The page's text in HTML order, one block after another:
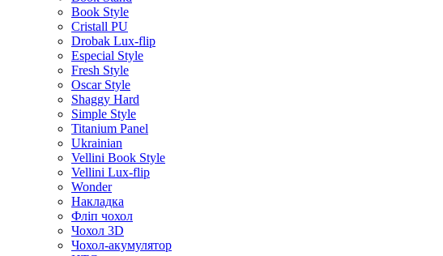
Book Style
Cristall PU
Drobak Lux-flip
Especial Style
Fresh Style
Oscar Style
Shaggy Hard
Simple Style
Titanium Panel
Ukrainian
Vellini Book Style
Vellini Lux-flip
Wonder
Накладка
Фліп чохол
Чохол 3D
Чохол-акумулятор